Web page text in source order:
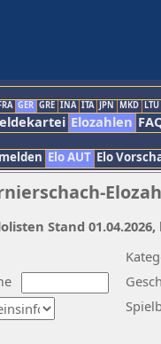
GER GRE INA ITA JPN MKD LTU
Elozahlen
Elo AUT Elo
Stand